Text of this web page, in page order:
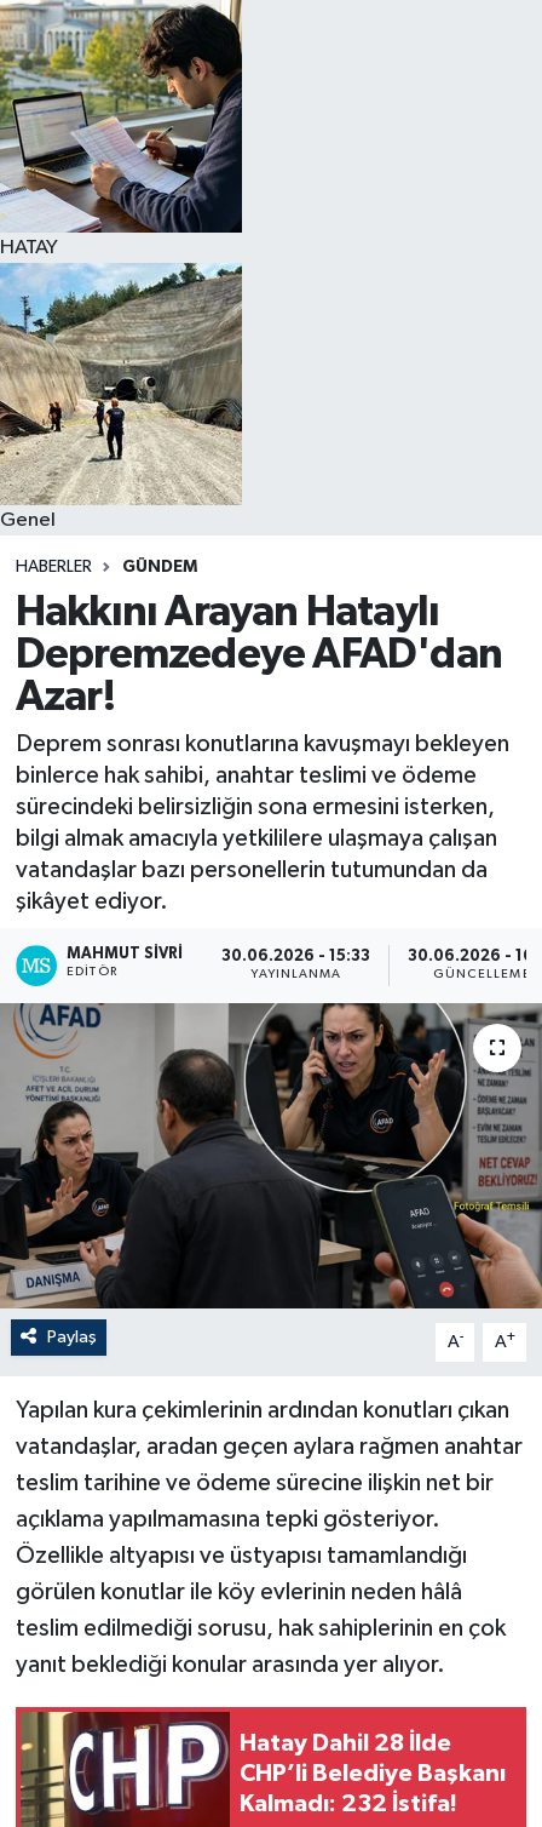
HATAY
Genel
HABERLER GÜNDEM
Hakkını Arayan Hataylı
Depremzedeye AFAD'dan
Azar!
Deprem sonrası konutlarına kavuşmayı bekleyen
binlerce hak sahibi, anahtar teslimi ve ödeme
sürecindeki belirsizliğin sona ermesini isterken,
bilgi almak amacıyla yetkililere ulaşmaya çalışan
vatandaşlar bazı personellerin tutumundan da
şikâyet ediyor.
MAHMUT SIVRI
EDITÖR
30.06.2026 - 15:33
YAYINLANMA
30.06.2026 -
GÜNCELLEME
Paylaş A- A+
Yapılan kura çekimlerinin ardından konutları çıkan
vatandaşlar, aradan geçen aylara rağmen anahtar
teslim tarihine ve ödeme sürecine ilişkin net bir
açıklama yapılmamasına tepki gösteriyor.
Özellikle altyapısı ve üstyapısı tamamlandığı
görülen konutlar ile köy evlerinin neden hâlâ
teslim edilmediği sorusu, hak sahiplerinin en çok
yanıt beklediği konular arasında yer alıyor.
Hatay Dahil 28 İlde
CHP’li Belediye Başkanı
Kalmadı: 232 İstifa!
Spor
Teknoloji
Yaşam